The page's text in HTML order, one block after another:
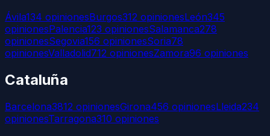
Ávila134 opinionesBurgos312 opinionesLeón345
opinionesPalencia123 opinionesSalamanca278
opinionesSegovia156 opinionesSoria78
opinionesValladolid712 opinionesZamora96 opiniones
Cataluña
Barcelona3812 opinionesGirona456 opinionesLleida234
opinionesTarragona310 opiniones